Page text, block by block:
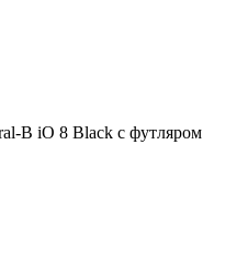
B iO 8 Black с футляром